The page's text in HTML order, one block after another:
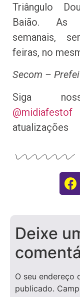
Triângulo
Baião. As
semanais,
feiras, no
Secom –
Siga
@midiafestof
atualizações
Deixe
O seu endereço
publicado.